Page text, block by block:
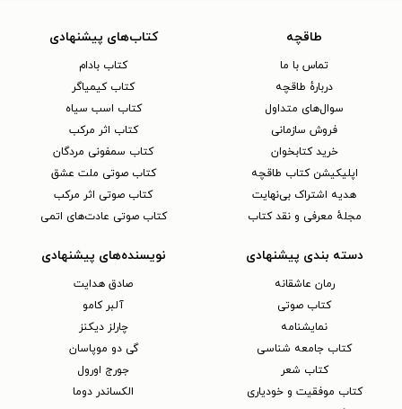
طاقچه
تماس با ما
دربارهٔ طاقچه
سوال‌های متداول
فروش سازمانی
خرید کتابخوان
اپلیکیشن کتاب طاقچه
هدیه اشتراک بی‌نهایت
مجلهٔ معرفی و نقد کتاب
کتاب‌های پیشنهادی
کتاب بادام
کتاب کیمیاگر
کتاب اسب سیاه
کتاب اثر مرکب
کتاب سمفونی مردگان
کتاب صوتی ملت عشق
کتاب صوتی اثر مرکب
کتاب صوتی عادت‌های اتمی
دسته بندی پیشنهادی
رمان عاشقانه
کتاب‌ صوتی
نمایشنامه
کتاب جامعه شناسی
کتاب شعر
کتاب موفقیت و خودیاری
نویسنده‌های پیشنهادی
صادق هدایت
آلبر کامو
چارلز دیکنز
گی دو موپاسان
جورج اورول
الکساندر دوما